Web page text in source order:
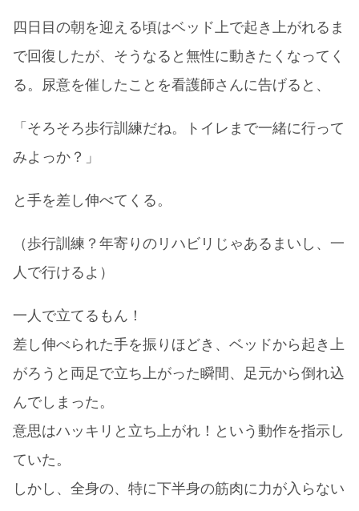
四日目の朝を迎える頃はベッド上で起き上がれるま
で回復したが、そうなると無性に動きたくなってく
る。尿意を催したことを看護師さんに告げると、
「そろそろ歩行訓練だね。トイレまで一緒に行って
みよっか？」
と手を差し伸べてくる。
（歩行訓練？年寄りのリハビリじゃあるまいし、一
人で行けるよ）
一人で立てるもん！
差し伸べられた手を振りほどき、ベッドから起き上
がろうと両足で立ち上がった瞬間、足元から倒れ込
んでしまった。
意思はハッキリと立ち上がれ！という動作を指示し
ていた。
しかし、全身の、特に下半身の筋肉に力が入らない